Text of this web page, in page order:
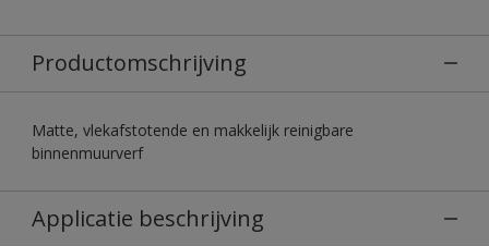
Productomschrijving
Matte, vlekafstotende en makkelijk reinigbare
binnenmuurverf
Applicatie beschrijving